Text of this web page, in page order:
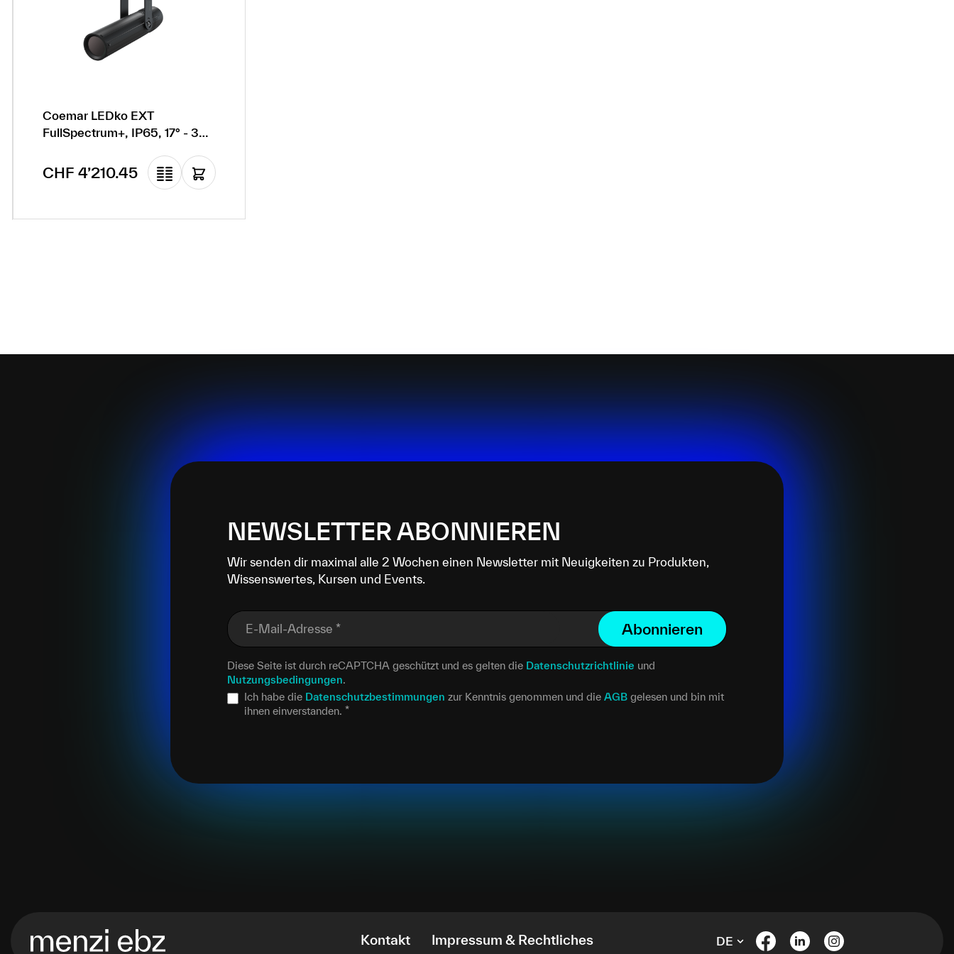
Coemar LEDko EXT
FullSpectrum+, IP65, 17° - 38°,
Tubus
Regulärer Preis:
CHF 4’210.45
NEWSLETTER ABONNIEREN
Wir senden dir maximal alle 2 Wochen einen Newsletter mit Neuigkeiten zu Produkten,
Wissenswertes, Kursen und Events.
E-Mail-Adresse * Abonnieren
Diese Seite ist durch reCAPTCHA geschützt und es gelten die Datenschutzrichtlinie und
Nutzungsbedingungen.
Ich habe die Datenschutzbestimmungen zur Kenntnis genommen und die AGB gelesen und bin mit
ihnen einverstanden. *
Kontakt Impressum & Rechtliches DE